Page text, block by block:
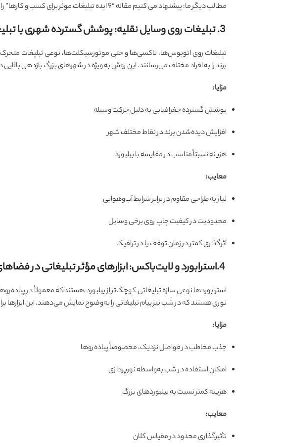
مطالب دیگر ما: پیشنهاد می کنیم مقاله “9 ایده تبلیغات موثر برای کسب و کارها ”
تبلیغات روی اتوبوس‌ها، تاکسی‌ها و حتی موتورسیکلت‌ها، نوعی تبلیغات
برند را به افراد مختلف می‌رسانند. این روش به ویژه در شهرهای بزرگ بازدهی بالایی
مزایا:
پوشش گسترده جغرافیایی به دلیل حرکت وسیله
افزایش دیده‌شدن برند در نقاط مختلف شهر
هزینه نسبتاً مناسب در مقایسه با بیلبورد
معایب:
نیاز به طراحی مقاوم در برابر شرایط آب‌وهوایی
محدودیت در کیفیت چاپ روی برخی وسایل
اثرگذاری کمتر در زمان توقف یا در ترافیک
استرابوردها نوعی سازه تبلیغاتی کوچک‌تر از بیلبورد هستند که معمولاً در
نوری هستند که در شب نیز پیام تبلیغاتی را به‌وضوح نمایش می‌دهند. این ابزارها
مزایا:
جذب مخاطب در فواصل نزدیک، مخصوصاً پیاده‌روها
امکان استفاده در شب به‌واسطه نورپردازی
هزینه کمتر نسبت به بیلبوردهای بزرگ
معایب:
تأثیرگذاری محدود در مقیاس کلان